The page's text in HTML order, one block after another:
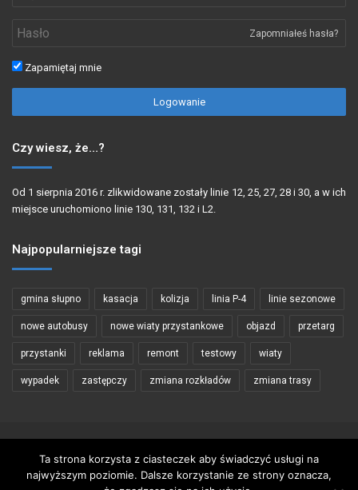
Zapomniałeś hasła?
Zapamiętaj mnie
Logowanie
Czy wiesz, że…?
Od 1 sierpnia 2016 r. zlikwidowane zostały linie 12, 25, 27, 28 i 30, a w ich
miejsce uruchomiono linie 130, 131, 132 i L2.
Najpopularniejsze tagi
gmina słupno kasacja kolizja linia P-4 linie sezonowe
nowe autobusy nowe wiaty przystankowe objazd przetarg
przystanki reklama remont testowy wiaty
wypadek zastępczy zmiana rozkładów zmiana trasy
Wykorzystywanie materiałów zawartych na stronie tylko za zgodą
Ta strona korzysta z ciasteczek aby świadczyć usługi na
najwyższym poziomie. Dalsze korzystanie ze strony oznacza,